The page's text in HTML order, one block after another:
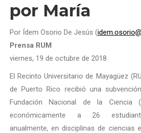
por María
Por Ídem Osorio De Jesús (
Prensa RUM
viernes, 19 de octubre de 2018
El Recinto Universitario de Mayagüez
de Puerto Rico recibió una
Fundación Nacional de la Ciencia
económicamente a 26
anualmente, en disciplinas de ciencias